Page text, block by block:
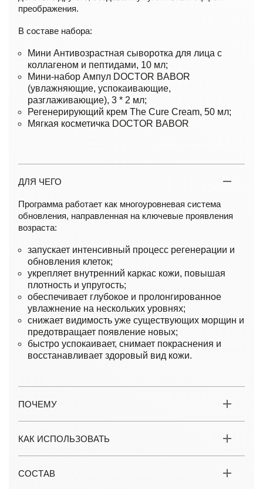
преображения.
В составе набора:
Мини Антивозрастная сыворотка для лица с
коллагеном и пептидами, 10 мл;
Мини-набор Ампул DOCTOR BABOR
(увлажняющие, успокаивающие,
разглаживающие), 3 * 2 мл;
Регенерирующий крем The Cure Cream, 50 мл;
Мягкая косметичка DOCTOR BABOR
ДЛЯ ЧЕГО
Программа работает как многоуровневая система
обновления, направленная на ключевые проявления
возраста:
запускает интенсивный процесс регенерации и
обновления клеток;
укрепляет внутренний каркас кожи, повышая
плотность и упругость;
обеспечивает глубокое и пролонгированное
увлажнение на нескольких уровнях;
снижает видимость уже существующих морщин и
предотвращает появление новых;
быстро успокаивает, снимает покраснения и
восстанавливает здоровый вид кожи.
ПОЧЕМУ
КАК ИСПОЛЬЗОВАТЬ
СОСТАВ